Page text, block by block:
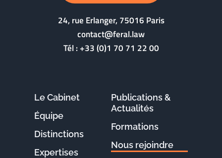
24, rue Erlanger, 75016 Paris
contact@feral.law
Tél :+33 (0)1 70 71 22 00
Le Cabinet
Équipe
Distinctions
Expertises
Publications &
Actualités
Formations
Nous rejoindre